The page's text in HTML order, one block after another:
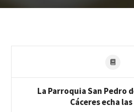
La Parroquia San Pedro
Cáceres echa